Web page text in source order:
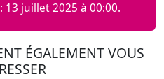
13 juillet 2025 à 00:00.
ÉGALEMENT VOUS